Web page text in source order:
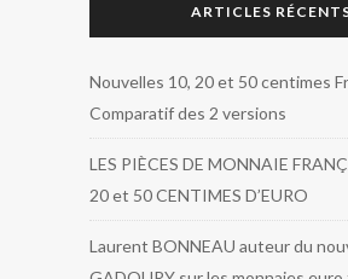
ARTICLES
Nouvelles 10, 20 et 50 centimes
Comparatif des 2 versions
LES PIÈCES DE MONNAIE
20 et 50 CENTIMES D’EURO
Laurent BONNEAU auteur du